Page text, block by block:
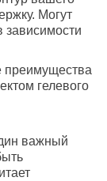
Могут
зависимости
преимущества
гелевого
важный